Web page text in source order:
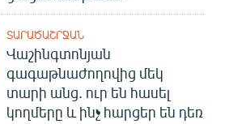
ՏԱՐԱԾԱՇՐՋԱՆ
Վաշինգտոնյան
գագաթնաժողովից մեկ
տարի անց. ուր են հասել
կողմերը և ինչ հարցեր են դեռ